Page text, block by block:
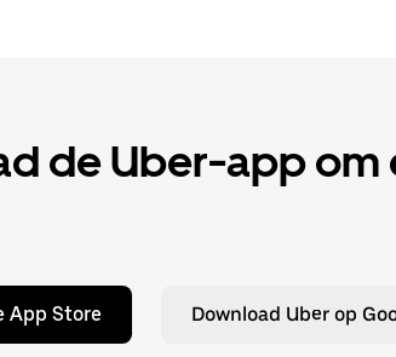
de Uber-app om
App Store Download Uber op